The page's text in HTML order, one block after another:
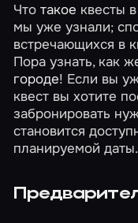
Чтотакое квесты
мы уже узнали;
встречающихся в
Пора узнать, как
городе! Если вы
квест вы хотите
забронировать
становится
планируемой даты.